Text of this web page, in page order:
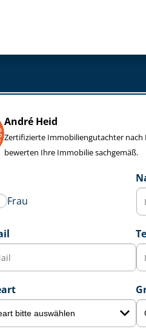
André Heid
Zertifizierte Im­mo­bi­li­en­gut­ach­ter nach
bewerten Ihre Immobilie sachgemäß.
Frau